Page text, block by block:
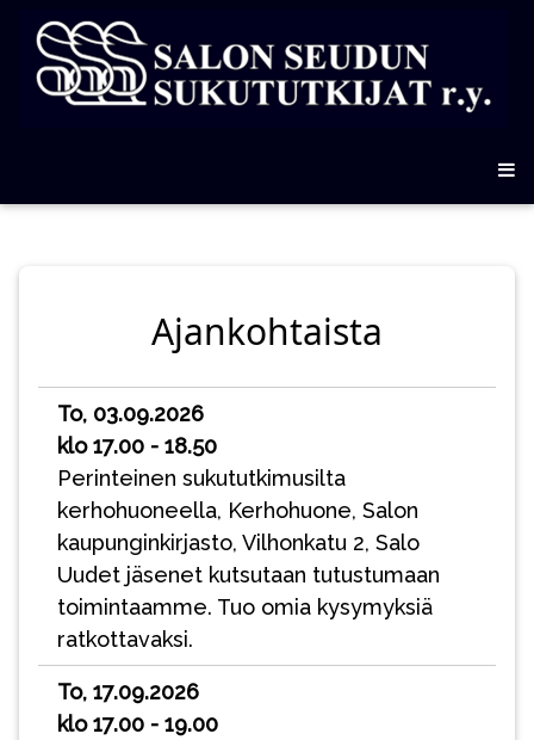
Ajankohtaista
To, 03.09.2026
klo 17.00 - 18.50
Perinteinen sukututkimusilta
kerhohuoneella, Kerhohuone, Salon
kaupunginkirjasto, Vilhonkatu 2, Salo
Uudet jäsenet kutsutaan tutustumaan
toimintaamme. Tuo omia kysymyksiä
ratkottavaksi.
To, 17.09.2026
klo 17.00 - 19.00